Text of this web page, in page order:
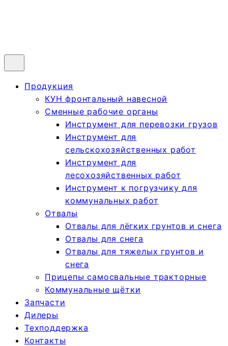
Продукция
КУН фронтальный навесной
Сменные рабочие органы
Инструмент для перевозки грузов
Инструмент для
сельскохозяйственных работ
Инструмент для
лесохозяйственных работ
Инструмент к погрузчику для
коммунальных работ
Отвалы
Отвалы для лёгких грунтов и снега
Отвалы для снега
Отвалы для тяжелых грунтов и
снега
Прицепы самосвальные тракторные
Коммунальные щётки
Запчасти
Дилеры
Техподдержка
Контакты